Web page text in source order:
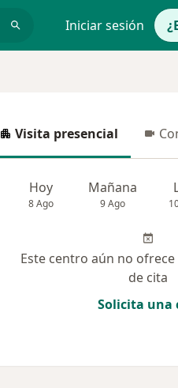
Iniciar sesión
Visita presencial
Visita presencial
Hoy
8 Ago
Mañana
9 Ago
Este centro aún no
de cita
Solicita una